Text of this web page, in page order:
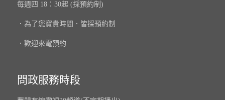
每週四 18：30起 (採預約制)
．為了您寶貴時間．皆採預約制
．歡迎來電預約
問政服務時段